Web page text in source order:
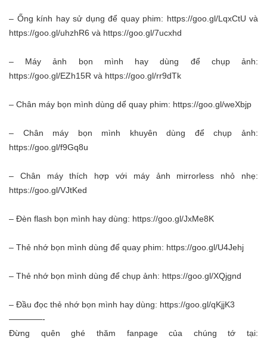
– Ống kính hay sử dụng để quay phim: https://goo.gl/LqxCtU và
https://goo.gl/uhzhR6 và https://goo.gl/7ucxhd
– Máy ảnh bọn mình hay dùng để chụp ảnh:
https://goo.gl/EZh15R và https://goo.gl/rr9dTk
– Chân máy bọn mình dùng dể quay phim: https://goo.gl/weXbjp
– Chân máy bọn mình khuyên dùng để chụp ảnh:
https://goo.gl/f9Gq8u
– Chân máy thích hợp với máy ảnh mirrorless nhỏ nhẹ:
https://goo.gl/VJtKed
– Đèn flash bọn mình hay dùng: https://goo.gl/JxMe8K
– Thẻ nhớ bọn mình dùng để quay phim: https://goo.gl/U4Jehj
– Thẻ nhớ bọn mình dùng để chụp ảnh: https://goo.gl/XQjgnd
– Đầu đọc thẻ nhớ bọn mình hay dùng: https://goo.gl/qKjjK3
————-
Đừng quên ghé thăm fanpage của chúng tớ tại: